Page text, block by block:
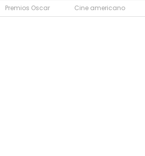
Premios Oscar Cine americano